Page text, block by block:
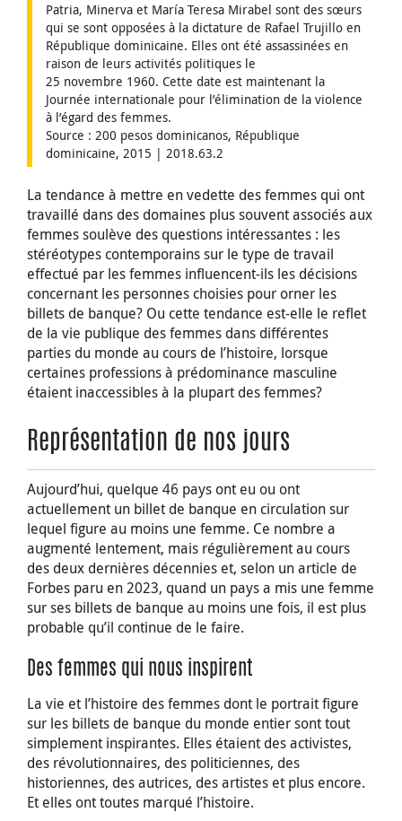
Patria, Minerva et María Teresa Mirabel sont des sœurs
qui se sont opposées à la dictature de Rafael Trujillo en
République dominicaine. Elles ont été assassinées en
raison de leurs activités politiques le
25 novembre 1960. Cette date est maintenant la
Journée internationale pour l’élimination de la violence
à l’égard des femmes.
Source : 200 pesos dominicanos, République
dominicaine, 2015 | 2018.63.2
La tendance à mettre en vedette des femmes qui ont
travaillé dans des domaines plus souvent associés aux
femmes soulève des questions intéressantes : les
stéréotypes contemporains sur le type de travail
effectué par les femmes influencent-ils les décisions
concernant les personnes choisies pour orner les
billets de banque? Ou cette tendance est-elle le reflet
de la vie publique des femmes dans différentes
parties du monde au cours de l’histoire, lorsque
certaines professions à prédominance masculine
étaient inaccessibles à la plupart des femmes?
Représentation de nos jours
Aujourd’hui, quelque 46 pays ont eu ou ont
actuellement un billet de banque en circulation sur
lequel figure au moins une femme. Ce nombre a
augmenté lentement, mais régulièrement au cours
des deux dernières décennies et, selon un article de
Forbes paru en 2023, quand un pays a mis une femme
sur ses billets de banque au moins une fois, il est plus
probable qu’il continue de le faire.
Des femmes qui nous inspirent
La vie et l’histoire des femmes dont le portrait figure
sur les billets de banque du monde entier sont tout
simplement inspirantes. Elles étaient des activistes,
des révolutionnaires, des politiciennes, des
historiennes, des autrices, des artistes et plus encore.
Et elles ont toutes marqué l’histoire.